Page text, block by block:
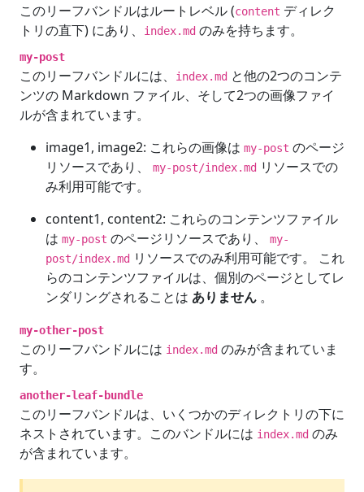
このリーフバンドルはルートレベル (content ディレク
トリの直下) にあり、
index.md のみを持ちます。
my-post
このリーフバンドルには、 index.md と他の2つのコンテ
ンツの Markdown ファイル、そして2つの画像ファイ
ルが含まれています。
image1, image2: これらの画像は my-post のページ
リソースであり、
my-post/index.md リソースでの
み利用可能です。
content1, content2: これらのコンテンツファイル
は my-post のページリソースであり、
my-
post/index.md リソースでのみ利用可能です。 これ
らのコンテンツファイルは、個別のページとしてレ
ンダリングされることは ありません 。
my-other-post
このリーフバンドルには index.md のみが含まれていま
す。
another-leaf-bundle
このリーフバンドルは、いくつかのディレクトリの下に
ネストされています。このバンドルには index.md のみ
が含まれています。